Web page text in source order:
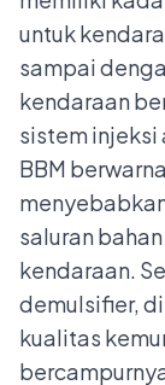
untuk
sampai
kendaraan
sistem injeksi
BBM
saluran
kendaraan.
demulsifier,
kualitas